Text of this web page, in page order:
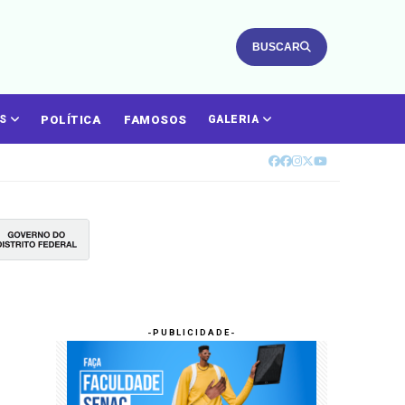
BUSCAR
POLÍTICA FAMOSOS GALERIA